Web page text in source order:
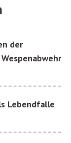
der
Lebendfalle